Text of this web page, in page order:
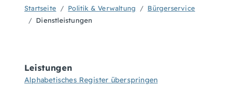
Startseite Politik & Verwaltung
Bürgerservice
Dienstleistungen
Leistungen
Alphabetisches Register überspringen